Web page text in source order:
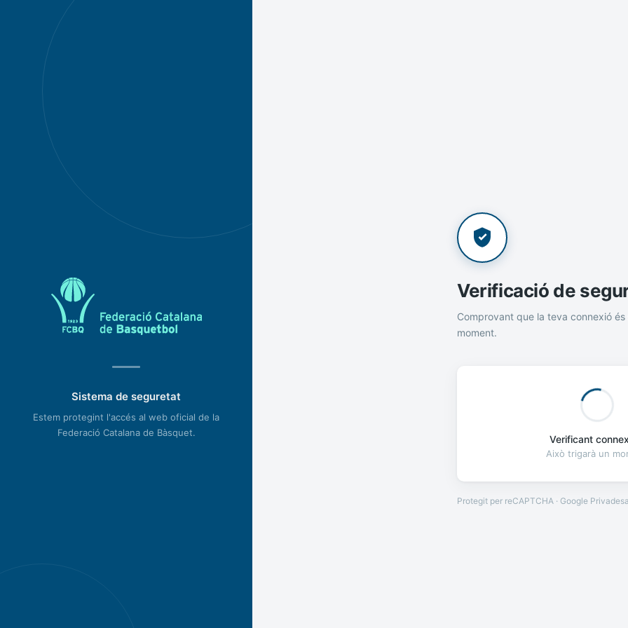
Sistema de seguretat
Estem protegint l'accés al web oficial de la
Federació Catalana de Bàsquet.
Verificació de
Comprovant que la teva connexió és
moment.
Verificant
Això trigarà un
Protegit per reCAPTCHA · Google Privadesa